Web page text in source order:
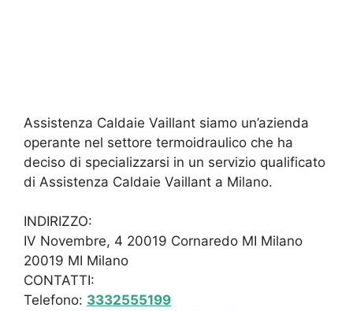
Assistenza Caldaie Vaillant siamo un’azienda
operante nel settore termoidraulico che ha
deciso di specializzarsi in un servizio qualificato
di Assistenza Caldaie Vaillant a Milano.
INDIRIZZO:
IV Novembre, 4 20019 Cornaredo MI Milano
20019 MI Milano
CONTATTI:
Telefono: 3332555199